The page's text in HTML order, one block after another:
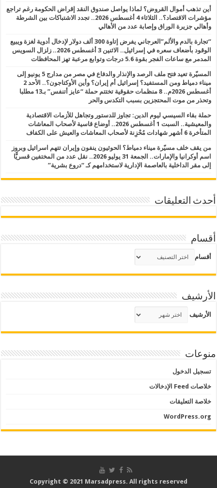
أين تذهب أموال القروض؟ لماذا يواصل صندوق النقد إقراض الحكومة رغم تراجع
مؤشرات الاقتصاد؟.. الثلاثاء 4 أغسطس 2026.. تجدد الاشتباكات بين الشرطة
وأهالي جزيرة الوراق وإصابة عدد من الأهالي
“تجارة بالدم والألم”العرجاني يفرض إتاوة 300 ألف دولار لإدخال أدوية لغزة ويبيع
الوقود بأضعاف سعره في إسرائيل.. الاثنين 3 أغسطس 2026.. زلزال السويس
المدمر مع ساعات الفجر بقوة 5.6 درجات وتوابع مرعبة تهز المحافظات
المسيّرة تعيد فتح ملف الرصد والإنذار والدفاع في مصر من مدارج 5 يونيو إلى
ميناء دمياط ومن المستفيد؟ إسرائيل أم إيران؟ وأين الأوكتاجون؟.. الأحد 2
أغسطس 2026م.. 8 منظمات حقوقية تختتم حملة “عايز أتنفس” بـ13 مطلبا
وتحذر من موت المحتجزين بسبب التكدس والحر
حملة بقاء السيسي ليوم الدين: تجاوز للدستور وتجاهل للأزمات الاقتصادية
والمعيشية.. السبت 1 أغسطس 2026.. أوضاع قاسية لأصحاب المعاشات
المتأخرة 6 أشهر شهادات مُحْزِنة لأصحاب المعاشات والعيش على الكفاف
من يقف خلف مسيّرة ميناء دمياط؟ الحوثيون ينفون وإيران تتهم اسرائيل وبروز
اسم أوكرانيا والإمارات.. الجمعة 31 يوليو 2026.. نقل عدد من المختفين قسريًّا
إلى مقر الداخلية بالعاصمة الإدارية لاستخدامهم كـ “دروع بشرية”
أحدث التعليقات
أقسام
أقسام
الأرشيف
الأرشيف
منوعات
تسجيل الدخول
خلاصات Feed الإدخالات
خلاصة التعليقات
WordPress.org
Copyright © 2021 Marsadpress. All rights reserved